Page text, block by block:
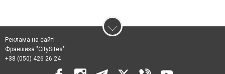
Реклама на сайті
Франшиза "CitySites"
+38 (050) 426 26 24